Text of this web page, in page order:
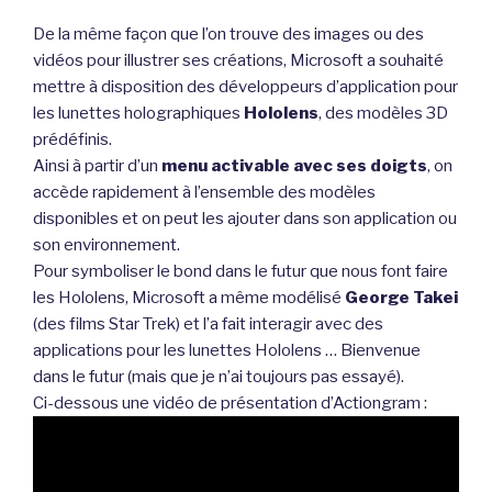
De la même façon que l’on trouve des images ou des
vidéos pour illustrer ses créations, Microsoft a souhaité
mettre à disposition des développeurs d’application pour
les lunettes holographiques Hololens, des modèles 3D
prédéfinis.
Ainsi à partir d’un menu activable avec ses doigts, on
accède rapidement à l’ensemble des modèles
disponibles et on peut les ajouter dans son application ou
son environnement.
Pour symboliser le bond dans le futur que nous font faire
les Hololens, Microsoft a même modélisé George Takei
(des films Star Trek) et l’a fait interagir avec des
applications pour les lunettes Hololens … Bienvenue
dans le futur (mais que je n’ai toujours pas essayé).
Ci-dessous une vidéo de présentation d’Actiongram :